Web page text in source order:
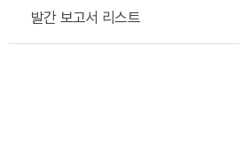
발간 보고서 리스트